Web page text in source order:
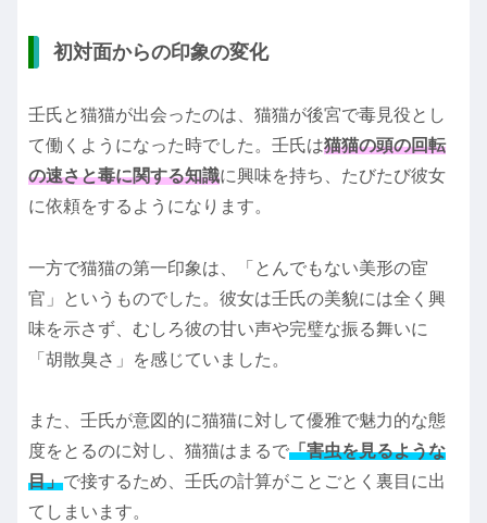
初対面からの印象の変化
壬氏と猫猫が出会ったのは、猫猫が後宮で毒見役とし
て働くようになった時でした。壬氏は猫猫の頭の回転
の速さと毒に関する知識に興味を持ち、たびたび彼女
に依頼をするようになります。
一方で猫猫の第一印象は、「とんでもない美形の宦
官」というものでした。彼女は壬氏の美貌には全く興
味を示さず、むしろ彼の甘い声や完璧な振る舞いに
「胡散臭さ」を感じていました。
また、壬氏が意図的に猫猫に対して優雅で魅力的な態
度をとるのに対し、猫猫はまるで「害虫を見るような
目」で接するため、壬氏の計算がことごとく裏目に出
てしまいます。